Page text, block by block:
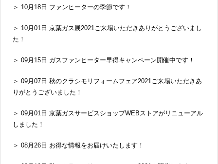
＞ 10月18日 ファンヒーターの季節です！
＞ 10月01日 京葉ガス展2021ご来場いただきありがとうございまし
た！
＞ 09月15日 ガスファンヒーター早得キャンペーン開催中です！
＞ 09月07日 秋のクラシモリフォームフェア2021ご来場いただきあ
りがとうございました！
＞ 09月01日 京葉ガスサービスショップWEBストアがリニューアル
しました！
＞ 08月26日 お得な情報をお届けいたします！